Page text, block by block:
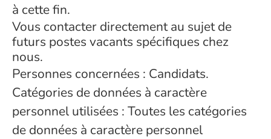
à cette fin.
Vous contacter directement au sujet de
futurs postes vacants spécifiques chez
nous.
Personnes concernées : Candidats.
Catégories de données à caractère
personnel utilisées : Toutes les catégories
de données à caractère personnel